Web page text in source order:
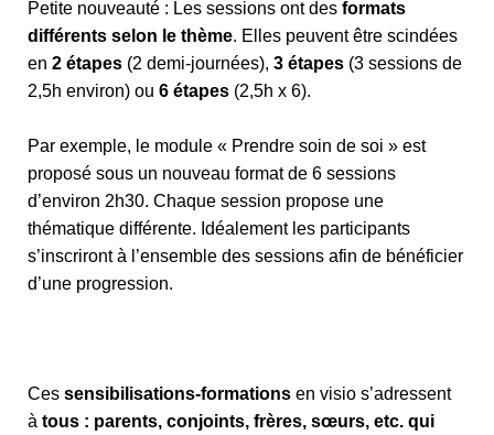
Petite nouveauté : Les sessions ont des formats
différents selon le thème. Elles peuvent être scindées
en 2 étapes (2 demi-journées), 3 étapes (3 sessions de
2,5h environ) ou 6 étapes (2,5h x 6).
Par exemple, le module « Prendre soin de soi » est
proposé sous un nouveau format de 6 sessions
d’environ 2h30. Chaque session propose une
thématique différente. Idéalement les participants
s’inscriront à l’ensemble des sessions afin de bénéficier
d’une progression.
Ces sensibilisations-formations en visio s’adressent
à tous : parents, conjoints, frères, sœurs, etc. qui